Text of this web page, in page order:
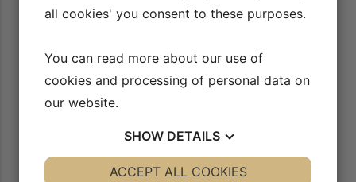
Saml point til stævner - parade
all cookies' you consent to these purposes.
You can read more about our use of
cookies and processing of personal data on
our website.
SHOW DETAILS
YES NO YES NO
ACCEPT ALL COOKIES